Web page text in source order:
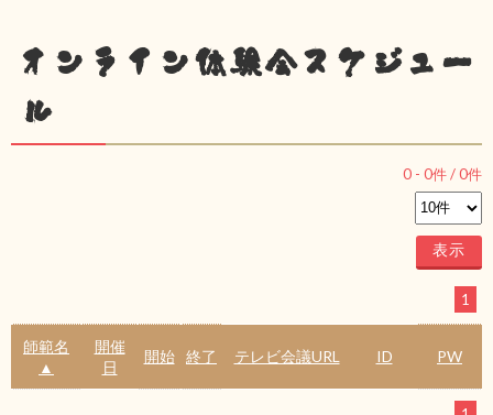
オンライン体験会スケジュー
ル
0 - 0件 /0件
1
師範名
▲
開催
日
開始 終了 テレビ会議URL ID PW